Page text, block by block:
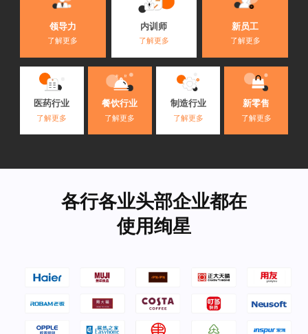
领导力
了解更多
内训师
了解更多
新员工
了解更多
医药行业
了解更多
餐饮行业
了解更多
制造行业
了解更多
新零售
了解更多
各行各业头部企业都在
使用绚星